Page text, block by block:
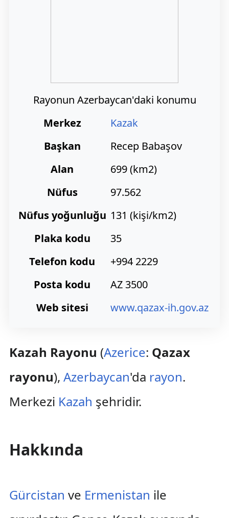
Rayonun Azerbaycan'daki konumu
Merkez
Kazak
Başkan
Recep Babaşov
Alan
699 (km2)
Nüfus
97.562
Nüfus yoğunluğu 131 (kişi/km2)
Plaka kodu
35
Telefon kodu
+994 2229
Posta kodu
AZ 3500
Web sitesi
www.qazax-ih.gov.az
Kazah Rayonu (Azerice: Qazax
rayonu), Azerbaycan'da rayon.
Merkezi Kazah şehridir.
Hakkında
Gürcistan ve Ermenistan ile